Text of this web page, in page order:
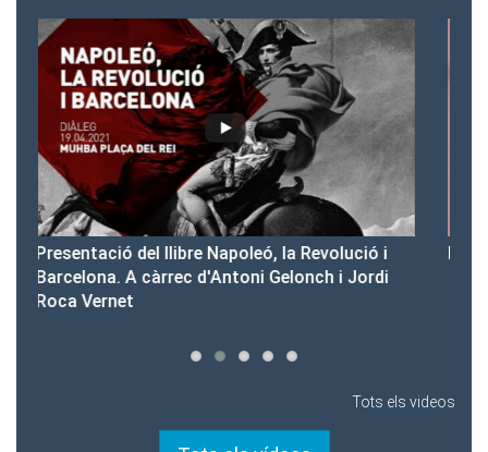
Presentació del Club Victòria